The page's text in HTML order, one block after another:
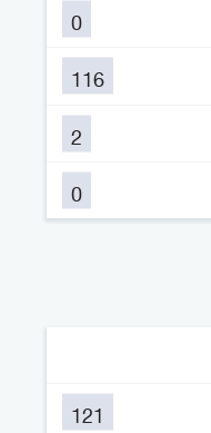
0
116
2
0
121